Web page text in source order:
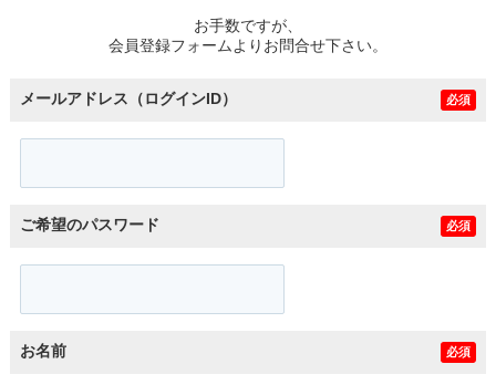
お手数ですが、
会員登録フォームよりお問合せ下さい。
メールアドレス（ログインID） 必須
ご希望のパスワード 必須
お名前 必須